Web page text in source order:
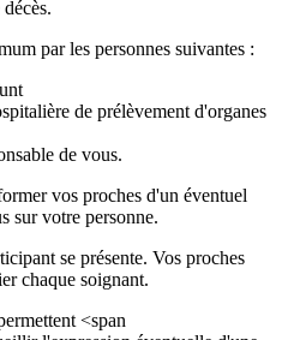
par les personnes suivantes :
de prélèvement d'organes
de vous.
vos proches d'un éventuel
sur votre personne.
se présente. Vos proches
chaque soignant.
<span